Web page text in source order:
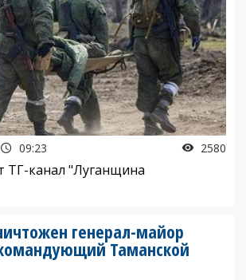
09:23 2580
ТГ-канал "Луганщина
генерал-майор
Таманской